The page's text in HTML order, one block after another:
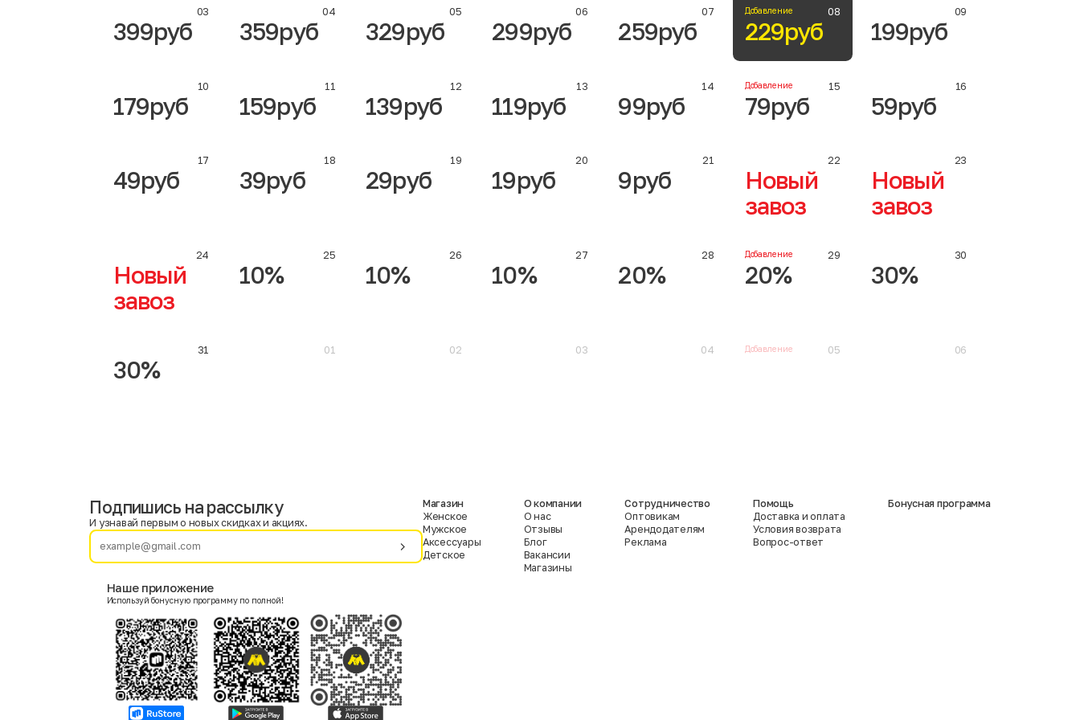
03
399руб
04
359руб
05
329руб
06
299руб
07
259руб
Добавление 08
229руб
09
199руб
10
179руб
11
159руб
12
139руб
13
119руб
14
99руб
Добавление 15
79руб
16
59руб
17
49руб
18
39руб
19
29руб
20
19руб
21
9руб
22
Новый
завоз
23
Новый
завоз
24
Новый
завоз
25
10%
26
10%
27
10%
28
20%
Добавление 29
20%
30
30%
31
30%
01 02 03 04 Добавление 05 06
Фамилия
Женский
Согласие на получение чеков по электронной почте
Подпишись на рассылку
И узнавай первым о новых скидках и акциях.
Наше приложение
Используй бонусную программу по полной!
Магазин
Женское
Мужское
Аксессуары
Детское
О компании
О нас
Отзывы
Блог
Вакансии
Магазины
Сотрудничество
Оптовикам
Арендодателям
Реклама
Помощь
Доставка и оплата
Условия возврата
Вопрос-ответ
Бонусная программа